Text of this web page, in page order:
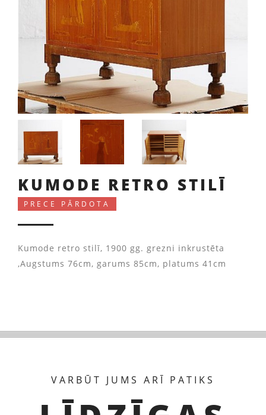
KUMODE RETRO STILĪ
PRECE PĀRDOTA
Kumode retro stilī, 1900 gg. grezni inkrustēta
,Augstums 76cm, garums 85cm, platums 41cm
VARBŪT JUMS ARĪ PATIKS